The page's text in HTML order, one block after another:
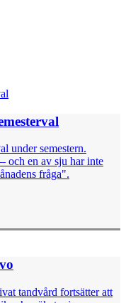
under semestern.
och en av sju har inte
fråga".
tandvård fortsätter att